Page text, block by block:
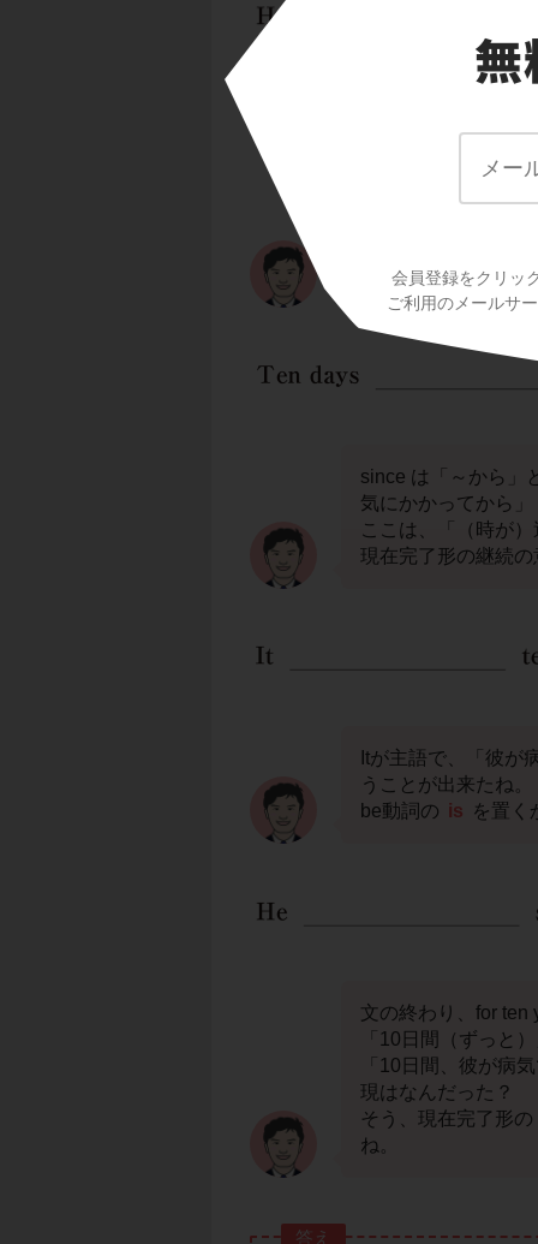
会員登録をクリッ
ご利用のメールサ
の英文で書きかえ
「病気にかかる」は
becameやfellでも
since は「～から」
気にかかってから」
ここは、「（時が
現在完了形の継続
Itが主語で、「彼が
うことが出来たね。
be動詞の is を置く
文の終わり、for ten
「10日間（ずっと
「10日間、彼が病
現はなんだった？
そう、現在完了形の
ね。
答え